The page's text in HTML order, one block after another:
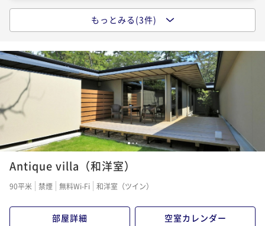
【一泊二食】割烹 松秀 ベーシック宿泊プラン S2
二食付き 事前決済可
IN 15:00 - 18:00 OUT11:00
ポイント即利用で最大5％OFF
¥80,960~
¥ 76,912 ~
【一泊二食】割烹 松秀 季節のおすすめ会席
二食付き 事前決済可
IN 15:00 - 18:00 OUT11:00
2名 ¥ 86,526 ~
もっとみる(3件)
123
Antique villa（和洋室）
90平米 禁煙 無料Wi-Fi 和洋室（ツイン）
部屋詳細 空室カレンダー